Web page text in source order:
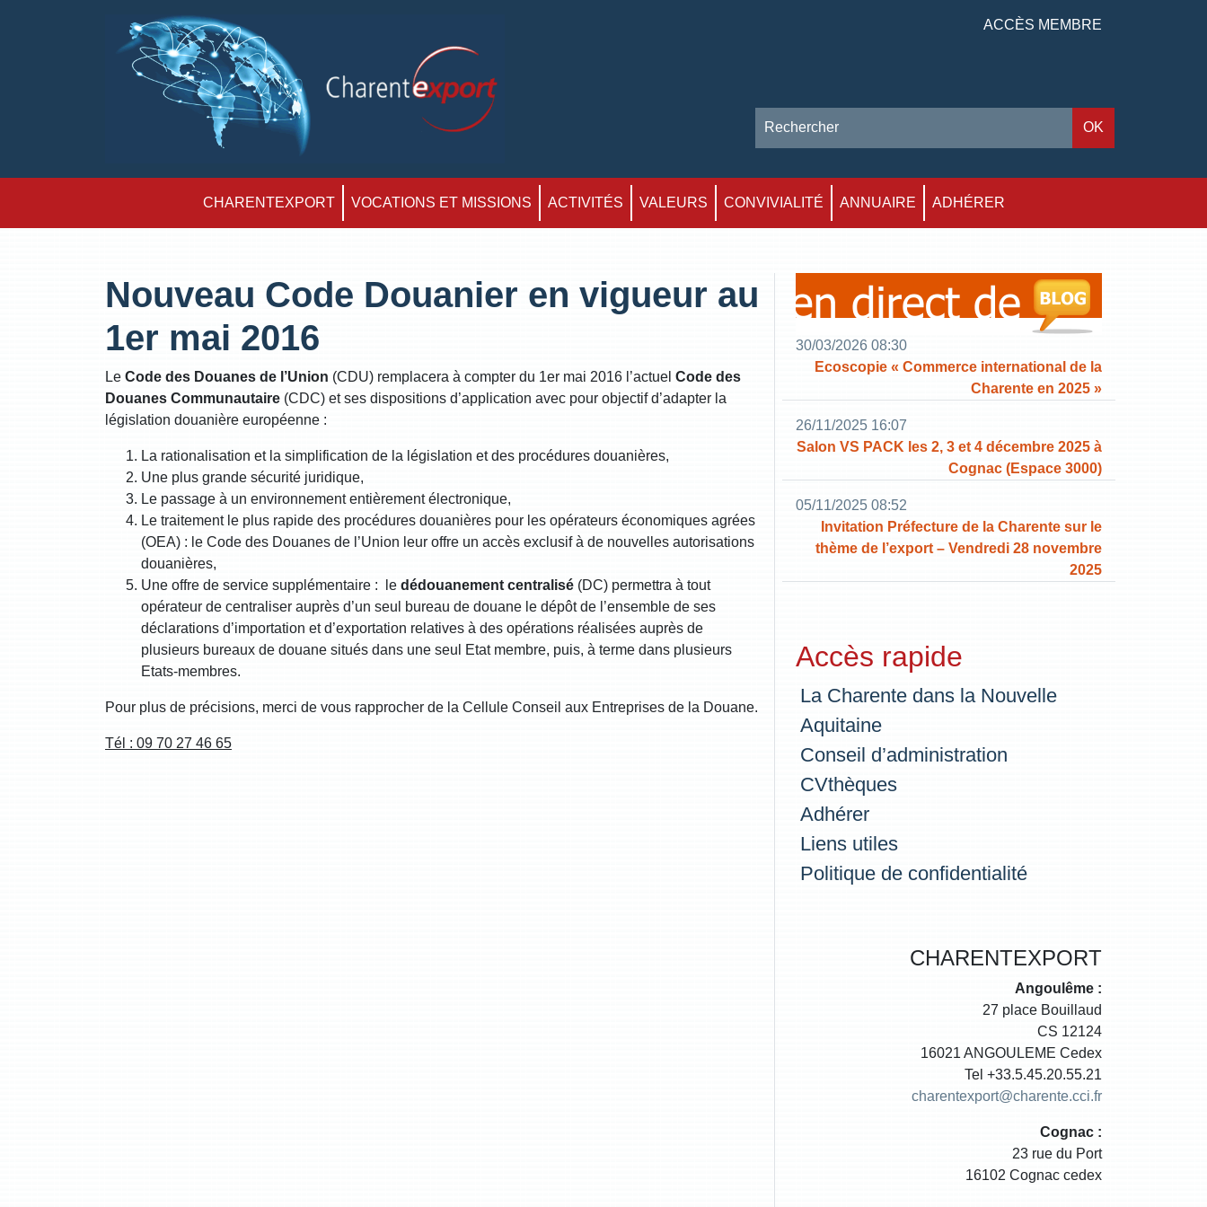
ACCÈS MEMBRE
CHARENTEXPORT VOCATIONS ET MISSIONS ACTIVITÉS VALEURS CONVIVIALITÉ ANNUAIRE ADHÉRER
Nouveau Code Douanier en vigueur au
1er mai 2016
Le Code des Douanes de l’Union (CDU) remplacera à compter du 1er mai 2016 l’actuel Code des
Douanes Communautaire (CDC) et ses dispositions d’application avec pour objectif d’adapter la
législation douanière européenne :
La rationalisation et la simplification de la législation et des procédures douanières,
Une plus grande sécurité juridique,
Le passage à un environnement entièrement électronique,
Le traitement le plus rapide des procédures douanières pour les opérateurs économiques agrées
(OEA) : le Code des Douanes de l’Union leur offre un accès exclusif à de nouvelles autorisations
douanières,
Une offre de service supplémentaire : le dédouanement centralisé (DC) permettra à tout
opérateur de centraliser auprès d’un seul bureau de douane le dépôt de l’ensemble de ses
déclarations d’importation et d’exportation relatives à des opérations réalisées auprès de
plusieurs bureaux de douane situés dans une seul Etat membre, puis, à terme dans plusieurs
Etats-membres.
Pour plus de précisions, merci de vous rapprocher de la Cellule Conseil aux Entreprises de la Douane.
Tél : 09 70 27 46 65
30/03/2026 08:30
Ecoscopie « Commerce international de la
Charente en 2025 »
26/11/2025 16:07
Salon VS PACK les 2, 3 et 4 décembre 2025 à
Cognac (Espace 3000)
05/11/2025 08:52
Invitation Préfecture de la Charente sur le
thème de l’export – Vendredi 28 novembre
2025
Accès rapide
La Charente dans la Nouvelle
Aquitaine
Conseil d’administration
CVthèques
Adhérer
Liens utiles
Politique de confidentialité
CHARENTEXPORT
Angoulême :
27 place Bouillaud
CS 12124
16021 ANGOULEME Cedex
Tel +33.5.45.20.55.21
charentexport@charente.cci.fr
Cognac :
23 rue du Port
16102 Cognac cedex